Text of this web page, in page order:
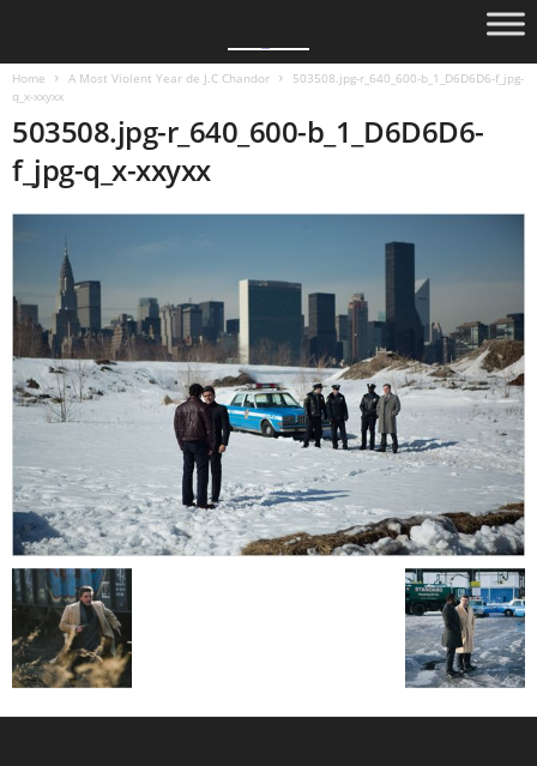
Home A Most Violent Year de J.C Chandor
503508.jpg-r_640_600-b_1_D6D6D6-f_jpg-
q_x-xxyxx
503508.jpg-r_640_600-b_1_D6D6D6-
f_jpg-q_x-xxyxx